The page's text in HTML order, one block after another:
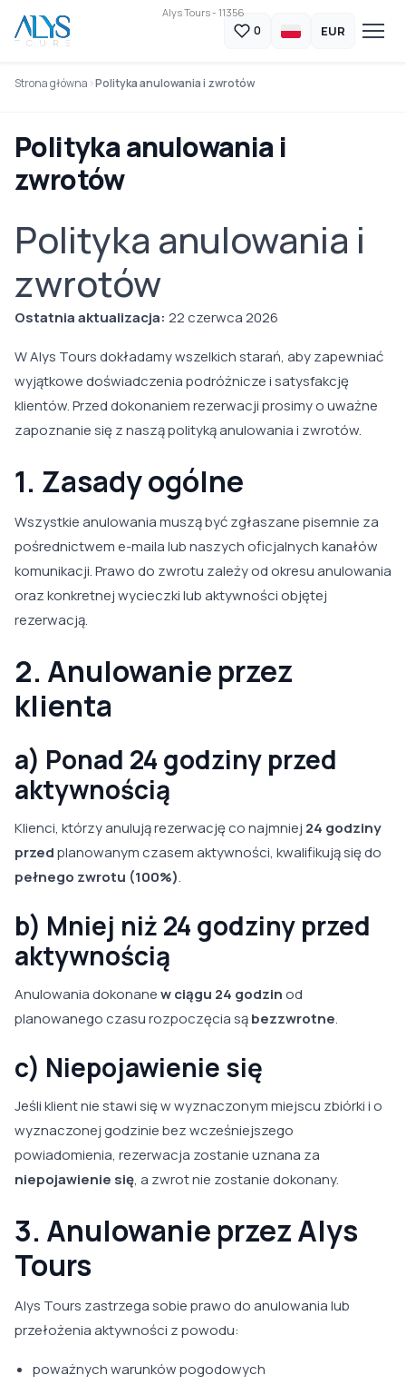
Alys Tours - 11356
0 EUR
Strona główna Polityka anulowania i zwrotów
Polityka anulowania i
zwrotów
Polityka anulowania i
zwrotów
Ostatnia aktualizacja: 22 czerwca 2026
W Alys Tours dokładamy wszelkich starań, aby zapewniać
wyjątkowe doświadczenia podróżnicze i satysfakcję
klientów. Przed dokonaniem rezerwacji prosimy o uważne
zapoznanie się z naszą polityką anulowania i zwrotów.
1. Zasady ogólne
Wszystkie anulowania muszą być zgłaszane pisemnie za
pośrednictwem e-maila lub naszych oficjalnych kanałów
komunikacji. Prawo do zwrotu zależy od okresu anulowania
oraz konkretnej wycieczki lub aktywności objętej
rezerwacją.
2. Anulowanie przez
klienta
a) Ponad 24 godziny przed
aktywnością
Klienci, którzy anulują rezerwację co najmniej 24 godziny
przedplanowanym czasem aktywności, kwalifikują się do
pełnego zwrotu (100%).
b) Mniej niż 24 godziny przed
aktywnością
Anulowania dokonanew ciągu 24 godzinod
planowanego czasu rozpoczęcia sąbezzwrotne.
c) Niepojawienie się
Jeśli klient nie stawi się w wyznaczonym miejscu zbiórki i o
wyznaczonej godzinie bez wcześniejszego
powiadomienia, rezerwacja zostanie uznana za
niepojawienie się, a zwrot nie zostanie dokonany.
3. Anulowanie przez Alys
Tours
Alys Tours zastrzega sobie prawo do anulowania lub
przełożenia aktywności z powodu:
poważnych warunków pogodowych